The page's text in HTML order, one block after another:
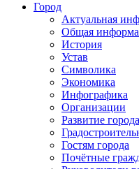
Город
Актуальная
Общая
История
Устав
Символика
Экономика
Инфографика
Организации
Развитие города
Гостям города
Почётные